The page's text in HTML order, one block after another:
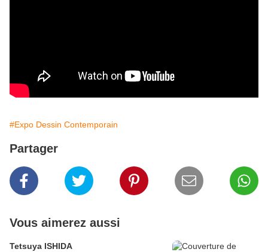
#Expo Dessin Contemporain
Partager
Vous aimerez aussi
Tetsuya ISHIDA